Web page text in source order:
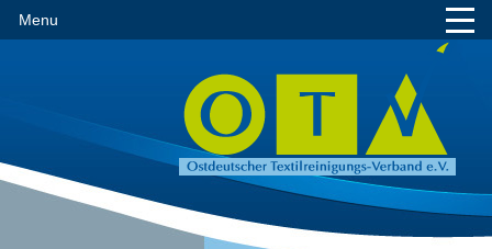
Menu